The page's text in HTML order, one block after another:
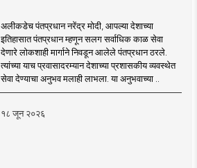
अलीकडेच पंतप्रधान नरेंद्र मोदी, आपल्या देशाच्या
इतिहासात पंतप्रधान म्हणून सलग सर्वाधिक काळ सेवा
देणारे लोकशाही मार्गाने निवडून आलेले पंतप्रधान ठरले.
त्यांच्या याच प्रवासादरम्यान देशाच्या प्रशासकीय व्यवस्थेत
सेवा देण्याचा अनुभव मलाही लाभला. या अनुभवाच्या ..
१८ जून २०२६